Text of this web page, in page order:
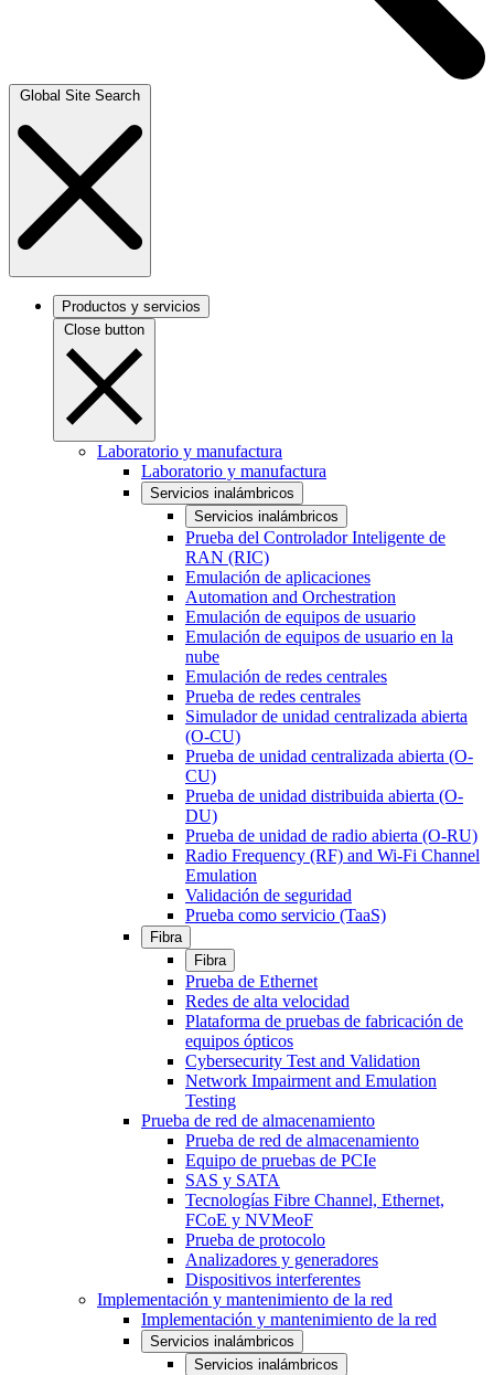
Global Site Search
Productos y servicios
Close button
Laboratorio y manufactura
Laboratorio y manufactura
Servicios inalámbricos
Servicios inalámbricos
Prueba del Controlador Inteligente de
RAN (RIC)
Emulación de aplicaciones
Automation and Orchestration
Emulación de equipos de usuario
Emulación de equipos de usuario en la
nube
Emulación de redes centrales
Prueba de redes centrales
Simulador de unidad centralizada abierta
(O-CU)
Prueba de unidad centralizada abierta (O-
CU)
Prueba de unidad distribuida abierta (O-
DU)
Prueba de unidad de radio abierta (O-RU)
Radio Frequency (RF) and Wi-Fi Channel
Emulation
Validación de seguridad
Prueba como servicio (TaaS)
Fibra
Fibra
Prueba de Ethernet
Redes de alta velocidad
Plataforma de pruebas de fabricación de
equipos ópticos
Cybersecurity Test and Validation
Network Impairment and Emulation
Testing
Prueba de red de almacenamiento
Prueba de red de almacenamiento
Equipo de pruebas de PCIe
SAS y SATA
Tecnologías Fibre Channel, Ethernet,
FCoE y NVMeoF
Prueba de protocolo
Analizadores y generadores
Dispositivos interferentes
Implementación y mantenimiento de la red
Implementación y mantenimiento de la red
Servicios inalámbricos
Servicios inalámbricos